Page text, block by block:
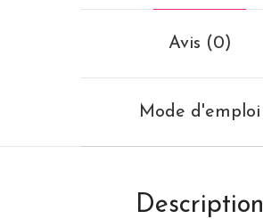
Avis (0)
Mode d'emploi
Description